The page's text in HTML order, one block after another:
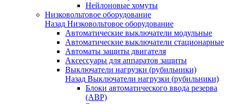
Нейлоновые хомуты
Низковольтовое оборудование
Назад Низковольтовое оборудование
Автоматические выключатели модульные
Автоматические выключатели стационарные
Автоматы защиты двигателя
Аксессуары для аппаратов защиты
Выключатели нагрузки (рубильники)
Назад Выключатели нагрузки (рубильники)
Блоки автоматического ввода резерва
(АВР)